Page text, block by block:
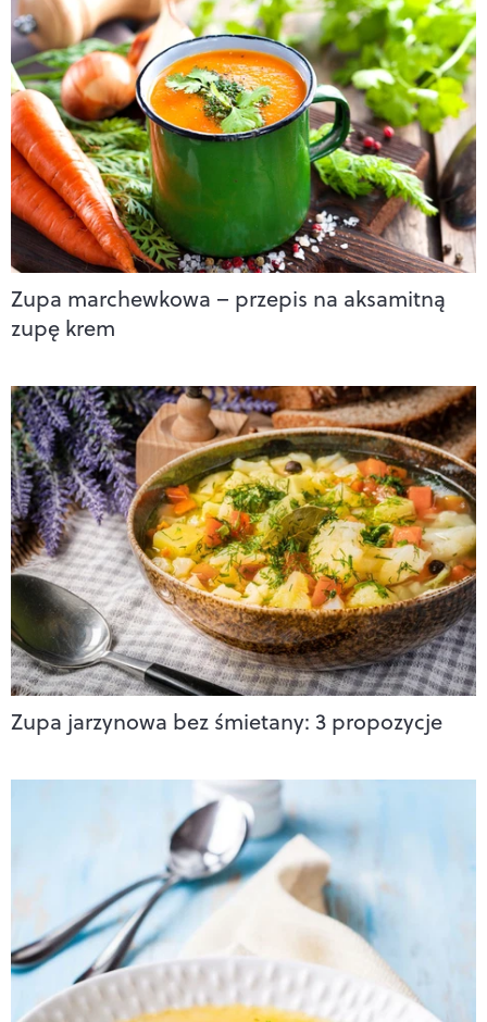
Zupa marchewkowa – przepis na aksamitną
zupę krem
Zupa jarzynowa bez śmietany: 3 propozycje